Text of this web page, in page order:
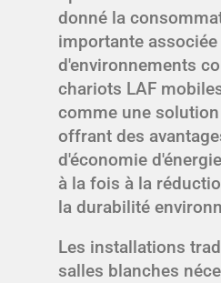
donné la
importante
d'environnements
chariots LAF
comme une
offrant des
d'économie
à la fois à la
la durabilité
Les installations
salles blanches